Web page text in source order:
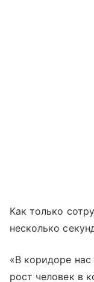
Как только
несколько
«В коридоре
рост человек в